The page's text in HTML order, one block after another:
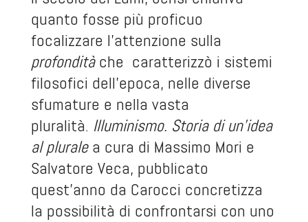
quanto fosse più proficuo
focalizzare l’attenzione sulla
profonditàche caratterizzò i sistemi
filosofici dell’epoca, nelle diverse
sfumature e nella vasta
pluralità. Illuminismo. Storia di un’idea
al pluralea cura di Massimo Mori e
Salvatore Veca, pubblicato
quest’anno da Carocci concretizza
la possibilità di confrontarsi con uno